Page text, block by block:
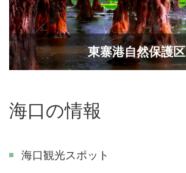
東寨港自然保護区
海口の情報
海口観光スポット